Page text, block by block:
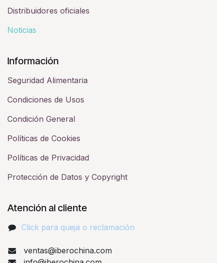
Distribuidores oficiales
Noticias
Información
Seguridad Alimentaria
Condiciones de Usos
Condición General
Políticas de Cookies
Políticas de Privacidad
Protección de Datos y Copyright
Atención al cliente
Click para queja o reclamación​
ventas@iberochina.com